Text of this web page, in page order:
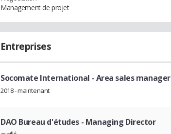
Management de projet
Entreprises
Socomate International - Area sales manager
2018 - maintenant
DAO Bureau d'études - Managing Director